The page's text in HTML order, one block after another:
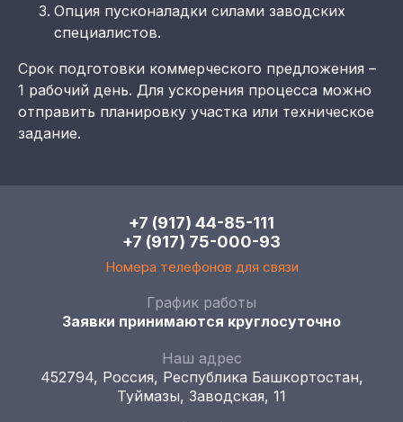
Опция пусконаладки силами заводских
специалистов.
Срок подготовки коммерческого предложения –
1 рабочий день. Для ускорения процесса можно
отправить планировку участка или техническое
задание.
+7 (917) 44-85-111
+7 (917) 75-000-93
Номера телефонов для связи
График работы
Заявки принимаются круглосуточно
Наш адрес
452794, Россия, Республика Башкортостан,
Туймазы, Заводская, 11